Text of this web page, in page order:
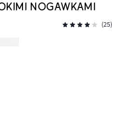
NOGAWKAMI
(25)